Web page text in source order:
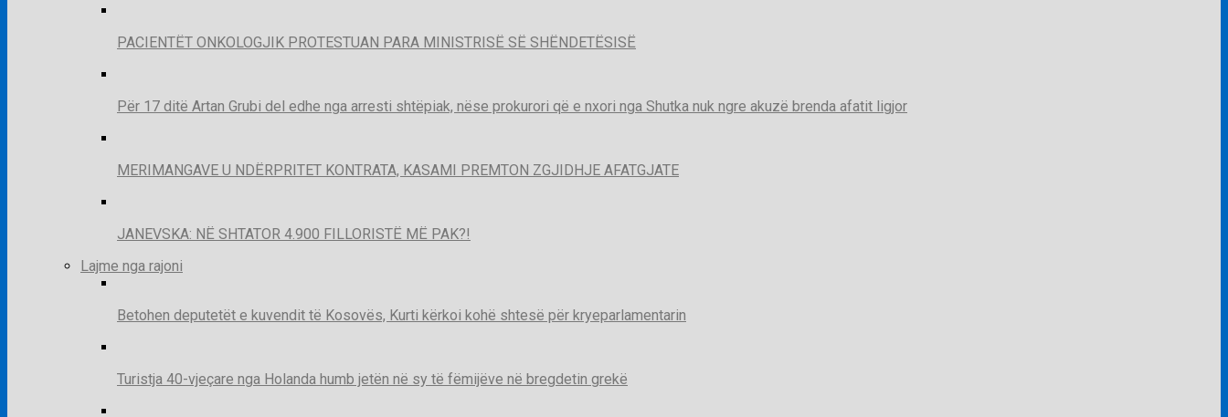
PACIENTËT ONKOLOGJIK PROTESTUAN PARA MINISTRISË SË SHËNDETËSISË
Për 17 ditë Artan Grubi del edhe nga arresti shtëpiak, nëse prokurori që e nxori nga Shutka nuk ngre akuzë brenda afatit ligjor
MERIMANGAVE U NDËRPRITET KONTRATA, KASAMI PREMTON ZGJIDHJE AFATGJATE
JANEVSKA: NË SHTATOR 4.900 FILLORISTË MË PAK?!
Lajme nga rajoni
Betohen deputetët e kuvendit të Kosovës, Kurti kërkoi kohë shtesë për kryeparlamentarin
Turistja 40-vjeçare nga Holanda humb jetën në sy të fëmijëve në bregdetin grekë